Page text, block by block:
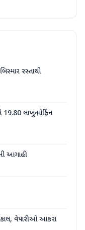
રસ્તાથી
લાખનું મોર્ફિન
આગાહી
વેપારીઓ આકરા